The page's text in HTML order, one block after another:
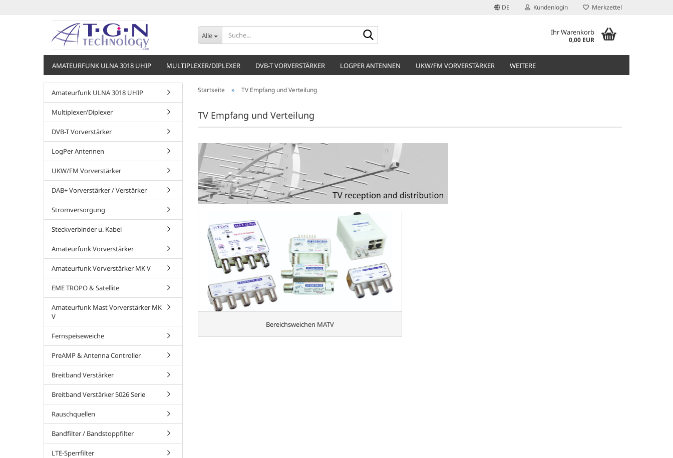
DE Kundenlogin Merkzettel
Alle Ihr Warenkorb
0,00 EUR
AMATEURFUNK ULNA 3018 UHIP MULTIPLEXER/DIPLEXER DVB-T VORVERSTÄRKER LOGPER ANTENNEN UKW/FM VORVERSTÄRKER WEITERE
Startseite » TV Empfang und Verteilung
TV Empfang und Verteilung
Bereichsweichen MATV
Amateurfunk ULNA 3018 UHIP
Multiplexer/Diplexer
DVB-T Vorverstärker
LogPer Antennen
UKW/FM Vorverstärker
DAB+ Vorverstärker / Verstärker
Stromversorgung
Steckverbinder u. Kabel
Amateurfunk Vorverstärker
Amateurfunk Vorverstärker MK V
EME TROPO & Satellite
Amateurfunk Mast Vorverstärker MK
V
Fernspeiseweiche
PreAMP & Antenna Controller
Breitband Verstärker
Breitband Verstärker 5026 Serie
Rauschquellen
Bandfilter / Bandstoppfilter
LTE-Sperrfilter